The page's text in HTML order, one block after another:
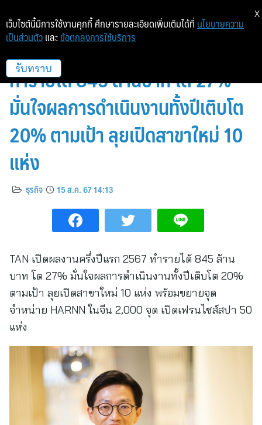
TAN เปิดผลงานครึ่งปีแรก 2567
ทำรายได้ 845 ล้านบาท โต 27%
มั่นใจผลการดำเนินงานทั้งปีเติบโต
20% ตามเป้า ลุยเปิดสาขาใหม่ 10
แห่ง
ธุรกิจ 15 ส.ค. 67 14:13
TAN เปิดผลงานครึ่งปีแรก 2567 ทำรายได้ 845 ล้าน
บาท โต 27% มั่นใจผลการดำเนินงานทั้งปีเติบโต 20%
ตามเป้า ลุยเปิดสาขาใหม่ 10 แห่ง พร้อมขยายจุด
จำหน่าย HARNN ในจีน 2,000 จุด เปิดเฟรนไชส์สปา 50
แห่ง
เว็บไซต์นี้มีการใช้งานคุกกี้ ศึกษารายละเอียดเพิ่มเติมได้ที่ นโยบายความ
เป็นส่วนตัว และ ข้อตกลงการใช้บริการ
รับทราบ
X